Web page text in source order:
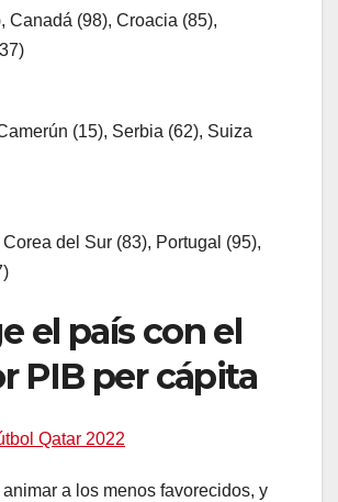
Canadá (98), Croacia (85),
(15), Serbia (62), Suiza
del Sur (83), Portugal (95),
el país con el
PIB per cápita
a los menos favorecidos, y